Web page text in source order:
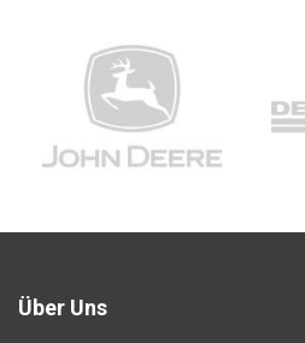
Über Uns